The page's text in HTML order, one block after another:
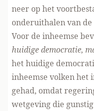
neer op het
onderuithalen van
Voor de inheemse
huidige democratie,
het huidige
inheemse volken het
gehad, omdat
wetgeving die